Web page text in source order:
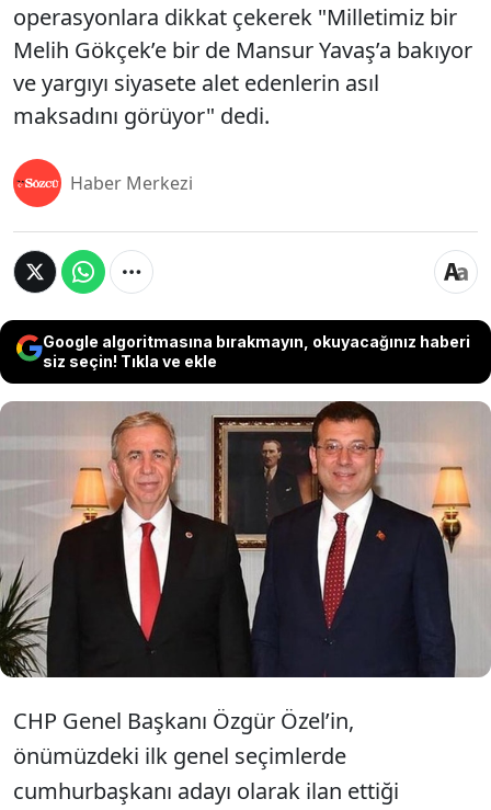
operasyonlara dikkat çekerek "Milletimiz bir
Melih Gökçek’e bir de Mansur Yavaş’a bakıyor
ve yargıyı siyasete alet edenlerin asıl
maksadını görüyor" dedi.
Haber Merkezi
Google algoritmasına bırakmayın, okuyacağınız haberi
siz seçin! Tıkla ve ekle
CHP’nin cumhurbaşkanı adayı ve tutuklu İBB
Başkanı Ekrem İmamoğlu, partisinin
Afyonkarahisar mitinginde toplanan on binlerce
yurttaşa Silivri’deki hücresinden seslendi.
İmamoğlu Ankara'daki operasyonlara dikkat
çekerek "Milletimiz bir Melih Gökçek’e bir de
Mansur Yavaş’a bakıyor ve yargıyı siyasete alet
edenlerin asıl maksadını görüyor" dedi.
CHP Genel Başkanı Özgür Özel’in,
önümüzdeki ilk genel seçimlerde
cumhurbaşkanı adayı olarak ilan ettiği